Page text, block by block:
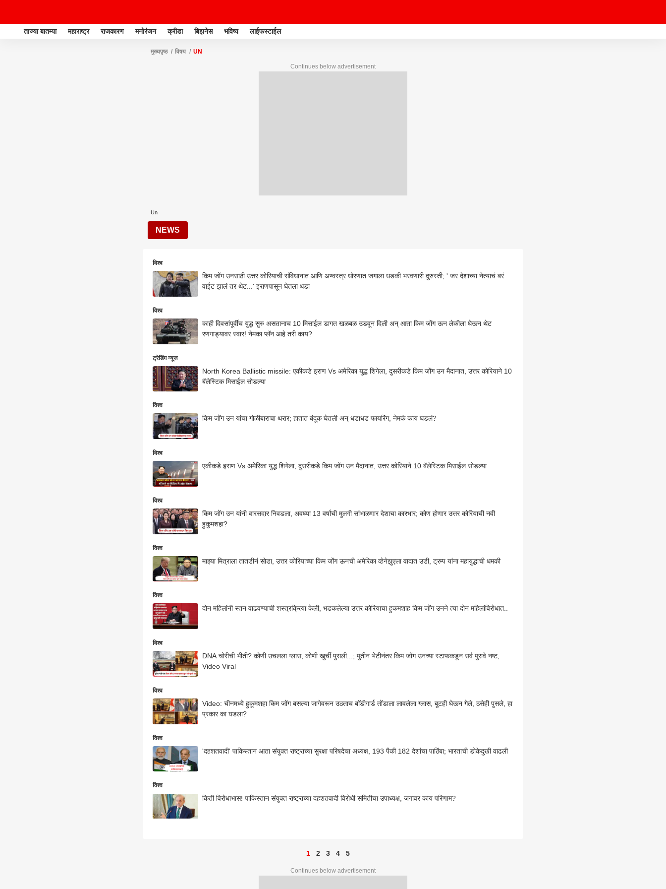
ताज्या बातम्या महाराष्ट्र राजकारण मनोरंजन क्रीडा बिझनेस भविष्य लाईफस्टाईल
मुख्यपृष्ठ विषय UN
Continues below advertisement
Un
NEWS
विश्व
किम जोंग उनसाठी उत्तर कोरियाची संविधानात आणि अण्वस्त्र धोरणात जगाला धडकी भरवणारी दुरुस्ती; ' जर देशाच्या नेत्याचं बरं
वाईट झालं तर थेट...' इराणपासून घेतला धडा
विश्व
काही दिवसांपूर्वीच युद्ध सुरु असतानाच 10 मिसाईल डागत खळबळ उडवून दिली अन् आता किम जोंग ऊन लेकीला घेऊन थेट
रणगाड्यावर स्वार! नेमका प्लॅन आहे तरी काय?
ट्रेडिंग न्यूज
North Korea Ballistic missile: एकीकडे इराण Vs अमेरिका युद्ध शिगेला, दुसरीकडे किम जोंग उन मैदानात, उत्तर कोरियाने 10
बॅलेस्टिक मिसाईल सोडल्या
विश्व
किम जोंग उन यांचा गोळीबाराचा थरार; हातात बंदूक घेतली अन् धडाधड फायरिंग, नेमकं काय घडलं?
विश्व
एकीकडे इराण Vs अमेरिका युद्ध शिगेला, दुसरीकडे किम जोंग उन मैदानात, उत्तर कोरियाने 10 बॅलेस्टिक मिसाईल सोडल्या
विश्व
किम जोंग उन यांनी वारसदार निवडला, अवघ्या 13 वर्षांची मुलगी सांभाळणार देशाचा कारभार; कोण होणार उत्तर कोरियाची नवी
हुकुमशहा?
विश्व
माझ्या मित्राला तातडीनं सोडा, उत्तर कोरियाच्या किम जोंग ऊनची अमेरिका व्हेनेझुएला वादात उडी, ट्रम्प यांना महायुद्धाची धमकी
विश्व
दोन महिलांनी स्तन वाढवण्याची शस्त्रक्रिया केली, भडकलेल्या उत्तर कोरियाचा हुकमशाह किम जोंग उनने त्या दोन महिलांविरोधात..
विश्व
DNA चोरीची भीती? कोणी उचलला ग्लास, कोणी खुर्ची पुसली...; पुतीन भेटीनंतर किम जोंग उनच्या स्टाफकडून सर्व पुरावे नष्ट,
Video Viral
विश्व
Video: चीनमध्ये हुकूमशहा किम जोंग बसल्या जागेवरून उठताच बाॅडीगार्ड तोंडाला लावलेला ग्लास, बूटही घेऊन गेले, ठसेही पुसले, हा
प्रकार का घडला?
विश्व
'दहशतवादी' पाकिस्तान आता संयुक्त राष्ट्राच्या सुरक्षा परिषदेचा अध्यक्ष, 193 पैकी 182 देशांचा पाठिंबा; भारताची डोकेदुखी वाढली
विश्व
किती विरोधाभास! पाकिस्तान संयुक्त राष्ट्राच्या दहशतवादी विरोधी समितीचा उपाध्यक्ष, जगावर काय परिणाम?
1 2 3 4 5
Continues below advertisement